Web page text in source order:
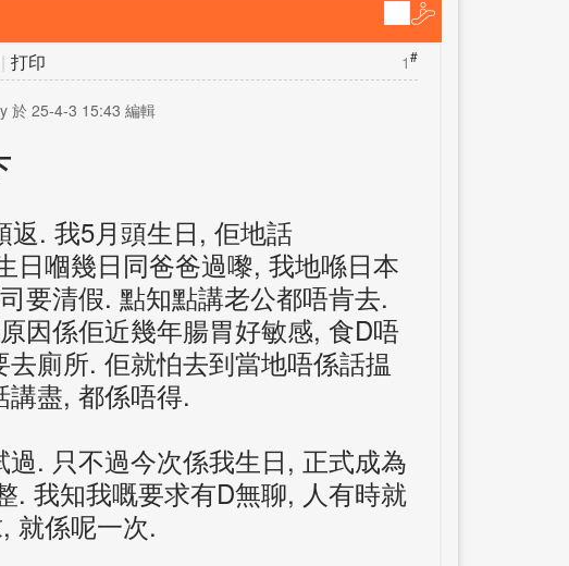
1#
| 打印
於 25-4-3 15:43 編輯
返. 我5月頭生日, 佢地話
日嗰幾日同爸爸過嚟, 我地喺日本
要清假. 點知點講老公都唔肯去.
因係佢近幾年腸胃好敏感, 食D唔
去廁所. 佢就怕去到當地唔係話揾
講盡, 都係唔得.
過. 只不過今次係我生日, 正式成為
. 我知我嘅要求有D無聊, 人有時就
, 就係呢一次.